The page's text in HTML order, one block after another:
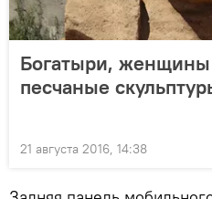
Богатыри,
песчаные
21 августа 2016, 14:38